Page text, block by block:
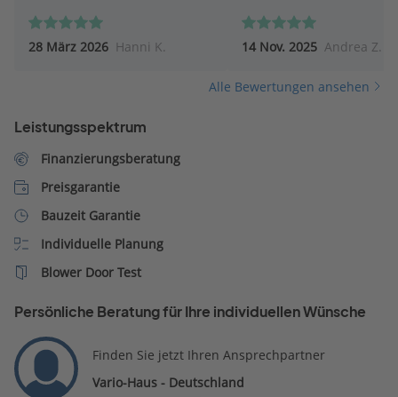
wie der Anbau zu realisieren
ist. Machte Fotos, hörte sich
Möglichkeiten abzuklären..
Nun warten wir auf das
28 März 2026 Hanni K. 14 Nov. 2025 Andrea Z.
Alle Bewertungen ansehen
Leistungsspektrum
Finanzierungsberatung
Preisgarantie
Bauzeit Garantie
Individuelle Planung
Blower Door Test
Persönliche Beratung für Ihre individuellen Wünsche
Finden Sie jetzt Ihren Ansprechpartner
Vario-Haus - Deutschland